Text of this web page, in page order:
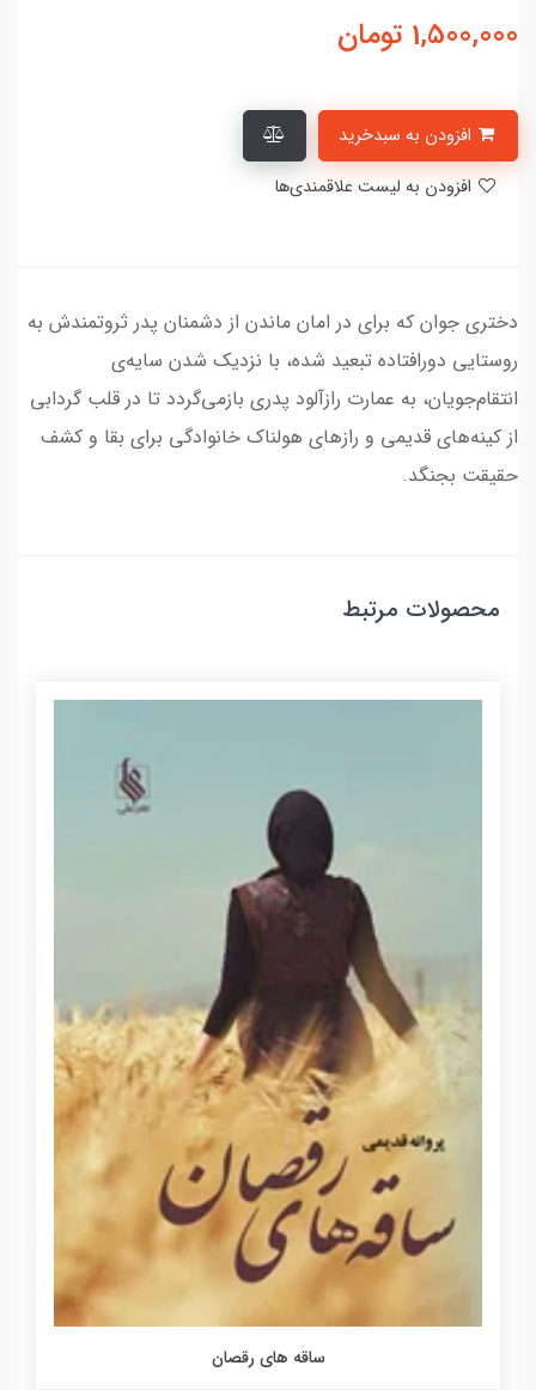
1,500,000 تومان
دختری جوان که برای در امان ماندن از دشمنان پدر ثروتمندش به
روستایی دورافتاده تبعید شده، با نزدیک شدن سایه‌ی
انتقام‌جویان، به عمارت رازآلود پدری بازمی‌گردد تا در قلب گردابی
از کینه‌های قدیمی و رازهای هولناک خانوادگی برای بقا و کشف
حقیقت بجنگد.
محصولات مرتبط
ساقه های رقصان